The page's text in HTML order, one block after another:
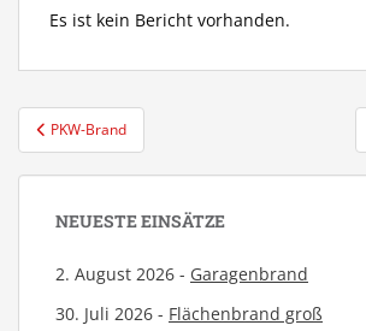
Es ist kein Bericht vorhanden.
Beitragsnavigation
PKW-Brand
NEUESTE EINSÄTZE
2. August 2026 - Garagenbrand
30. Juli 2026 - Flächenbrand groß